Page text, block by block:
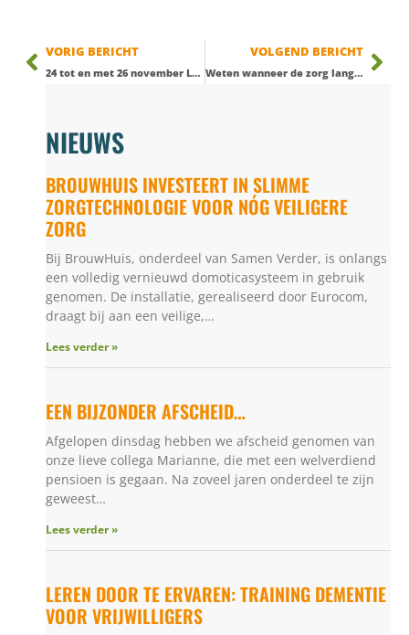
VORIG BERICHT
24 tot en met 26 november Liever Thuis Beurs Eindhoven
VOLGEND BERICHT
Weten wanneer de zorg langs komt en online uw dossier inzien.
NIEUWS
BROUWHUIS INVESTEERT IN SLIMME
ZORGTECHNOLOGIE VOOR NÓG VEILIGERE
ZORG
Bij BrouwHuis, onderdeel van Samen Verder, is onlangs
een volledig vernieuwd domoticasysteem in gebruik
genomen. De installatie, gerealiseerd door Eurocom,
draagt bij aan een veilige,…
Lees verder »
EEN BIJZONDER AFSCHEID…
Afgelopen dinsdag hebben we afscheid genomen van
onze lieve collega Marianne, die met een welverdiend
pensioen is gegaan. Na zoveel jaren onderdeel te zijn
geweest…
Lees verder »
LEREN DOOR TE ERVAREN: TRAINING DEMENTIE
VOOR VRIJWILLIGERS